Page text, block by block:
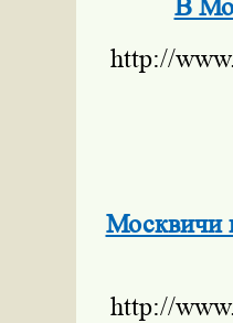
В
http://
Москвичи
http://